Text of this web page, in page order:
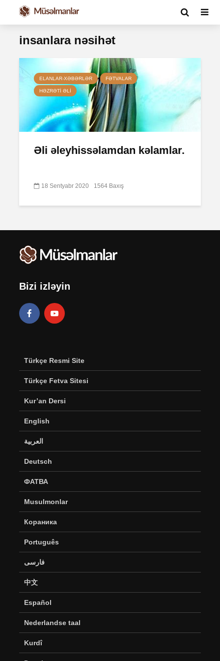
insanlara nəsihət
ELANLAR-XƏBƏRLƏR FƏTVALAR
HƏZRƏTI ƏLI
Əli əleyhissəlamdan kəlamlar.
18 Sentyabr 2020 1564 Baxış
Bizi izləyin
Türkçe Resmi Site
Türkçe Fetva Sitesi
Kur’an Dersi
English
العربية
Deutsch
ФАТВА
Musulmonlar
Кораника
Português
فارسی
中文
Español
Nederlandse taal
Kurdî